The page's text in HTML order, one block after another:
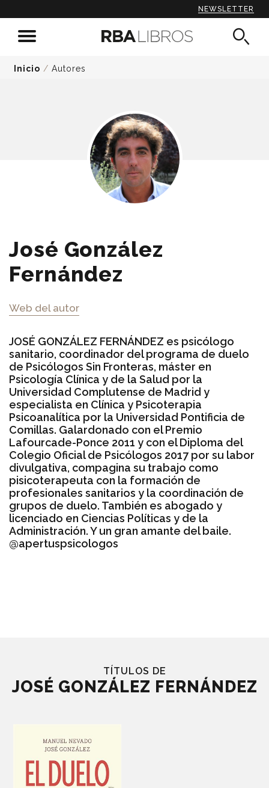
NEWSLETTER
Inicio / Autores
José González
Fernández
Web del autor
JOSÉ GONZÁLEZ FERNÁNDEZ es psicólogo
sanitario, coordinador del programa de duelo
de Psicólogos Sin Fronteras, máster en
Psicología Clínica y de la Salud por la
Universidad Complutense de Madrid y
especialista en Clínica y Psicoterapia
Psicoanalítica por la Universidad Pontificia de
Comillas. Galardonado con el Premio
Lafourcade-Ponce 2011 y con el Diploma del
Colegio Oficial de Psicólogos 2017 por su labor
divulgativa, compagina su trabajo como
pisicoterapeuta con la formación de
profesionales sanitarios y la coordinación de
grupos de duelo. También es abogado y
licenciado en Ciencias Políticas y de la
Administración. Y un gran amante del baile.
@apertuspsicologos
TÍTULOS DE
JOSÉ GONZÁLEZ FERNÁNDEZ